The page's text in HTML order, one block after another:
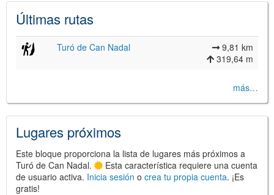
Últimas rutas
Turó de Can Nadal
9,81 km
319,64 m
más…
Lugares próximos
Este bloque proporciona la lista de lugares más próximos a
Turó de Can Nadal.
Esta característica requiere una cuenta
de usuario activa. Inicia sesión o crea tu propia cuenta. ¡Es
gratis!